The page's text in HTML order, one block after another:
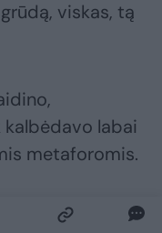
viskas, tą
labai
metaforomis.